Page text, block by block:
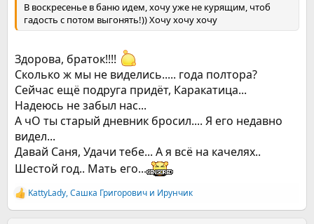
В воскресенье в баню идем, хочу уже не курящим, чтоб
гадость с потом выгонять!)) Хочу хочу хочу
Здорова, браток!!!!
Сколько ж мы не виделись..... года полтора?
Сейчас ещё подруга придёт, Каракатица...
Надеюсь не забыл нас...
А чО ты старый дневник бросил.... Я его недавно
видел...
Давай Саня, Удачи тебе... А я всё на качелях..
Шестой год.. Мать его...
Р
е
KattyLady,Сашка Григорович и Ирунчик